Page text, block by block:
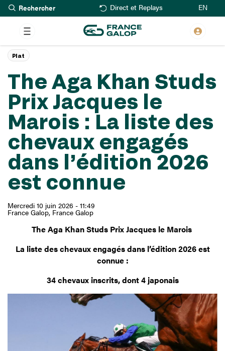
Aller
au
contenu
principal
Rechercher Direct et Replays EN
The Aga Khan Studs
Prix Jacques le
Marois : La liste des
chevaux engagés
dans l’édition 2026
est connue
Mercredi 10 juin 2026 - 11:49
France Galop France Galop
Plat
The Aga Khan Studs Prix Jacques le Marois
La liste des chevaux engagés dans l’édition 2026 est
connue :
34 chevaux inscrits, dont 4 japonais